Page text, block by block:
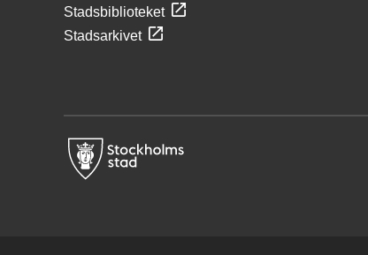
Stadsbiblioteket
Stadsarkivet